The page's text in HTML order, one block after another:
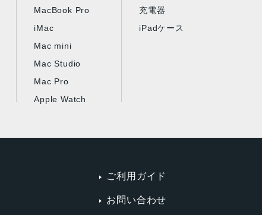
MacBook Pro
iMac
Mac mini
Mac Studio
Mac Pro
Apple Watch
充電器
iPadケース
ご利用ガイド
お問い合わせ